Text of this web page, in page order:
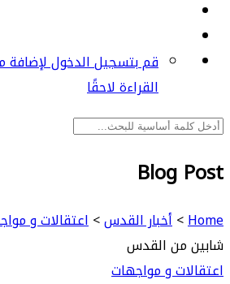
قم بتسجيل الدخول لإضافة
القراءة لاحقًا
Blog Post
Home
>أخبار القدس>اعتقالات و
شابين من القدس
اعتقالات و مواجهات